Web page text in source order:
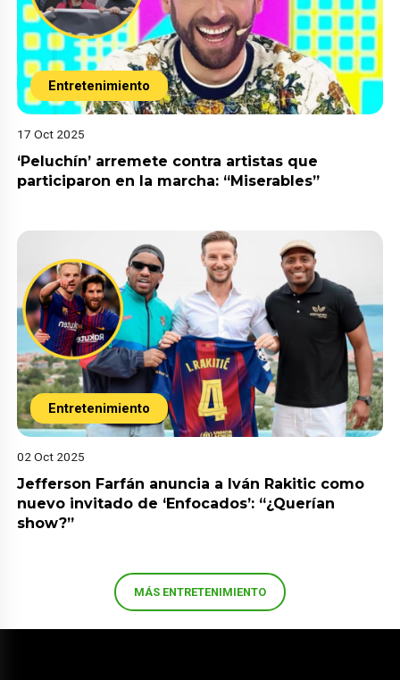
Entretenimiento
17 Oct 2025
‘Peluchín’ arremete contra artistas que
participaron en la marcha: “Miserables”
Entretenimiento
02 Oct 2025
Jefferson Farfán anuncia a Iván Rakitic como
nuevo invitado de ‘Enfocados’: “¿Querían
show?”
MÁS ENTRETENIMIENTO